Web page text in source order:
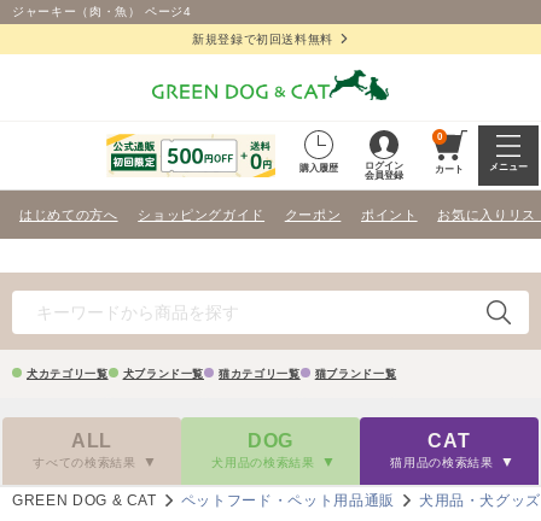
ジャーキー（肉・魚） ページ4
新規登録で初回送料無料
購入履歴
ログイン
会員登録
0
カート メニュー
はじめての方へ ショッピングガイド クーポン ポイント お気に入りリス
犬カテゴリ一覧 犬ブランド一覧 猫カテゴリ一覧 猫ブランド一覧
ALL
すべての検索結果
DOG
犬用品の検索結果
CAT
猫用品の検索結果
GREEN DOG & CAT ペットフード・ペット用品通販 犬用品・犬グッズ